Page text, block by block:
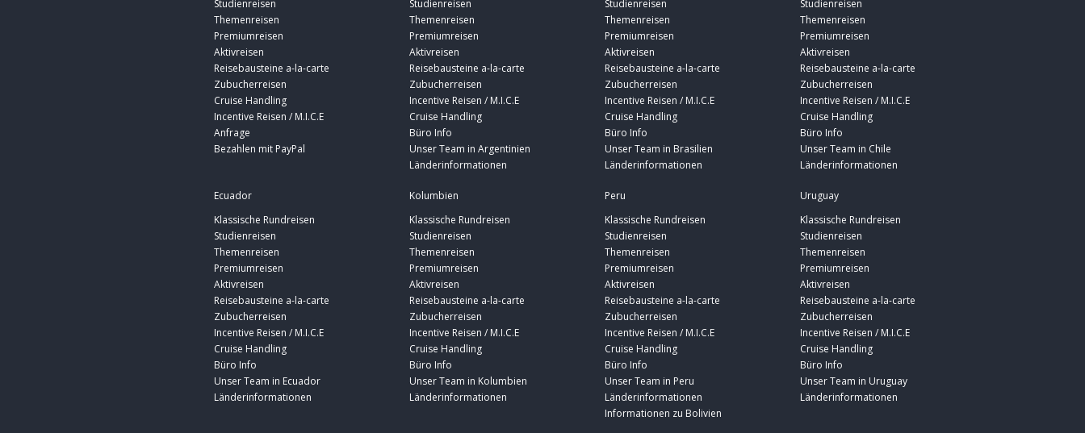
Studienreisen
Themenreisen
Premiumreisen
Aktivreisen
Reisebausteine a-la-carte
Zubucherreisen
Cruise Handling
Incentive Reisen / M.I.C.E
Anfrage
Bezahlen mit PayPal
Studienreisen
Themenreisen
Premiumreisen
Aktivreisen
Reisebausteine a-la-carte
Zubucherreisen
Incentive Reisen / M.I.C.E
Cruise Handling
Büro Info
Unser Team in Argentinien
Länderinformationen
Studienreisen
Themenreisen
Premiumreisen
Aktivreisen
Reisebausteine a-la-carte
Zubucherreisen
Incentive Reisen / M.I.C.E
Cruise Handling
Büro Info
Unser Team in Brasilien
Länderinformationen
Studienreisen
Themenreisen
Premiumreisen
Aktivreisen
Reisebausteine a-la-carte
Zubucherreisen
Incentive Reisen / M.I.C.E
Cruise Handling
Büro Info
Unser Team in Chile
Länderinformationen
Ecuador
Klassische Rundreisen
Studienreisen
Themenreisen
Premiumreisen
Aktivreisen
Reisebausteine a-la-carte
Zubucherreisen
Incentive Reisen / M.I.C.E
Cruise Handling
Büro Info
Unser Team in Ecuador
Länderinformationen
Kolumbien
Klassische Rundreisen
Studienreisen
Themenreisen
Premiumreisen
Aktivreisen
Reisebausteine a-la-carte
Zubucherreisen
Incentive Reisen / M.I.C.E
Cruise Handling
Büro Info
Unser Team in Kolumbien
Länderinformationen
Peru
Klassische Rundreisen
Studienreisen
Themenreisen
Premiumreisen
Aktivreisen
Reisebausteine a-la-carte
Zubucherreisen
Incentive Reisen / M.I.C.E
Cruise Handling
Büro Info
Unser Team in Peru
Länderinformationen
Informationen zu Bolivien
Uruguay
Klassische Rundreisen
Studienreisen
Themenreisen
Premiumreisen
Aktivreisen
Reisebausteine a-la-carte
Zubucherreisen
Incentive Reisen / M.I.C.E
Cruise Handling
Büro Info
Unser Team in Uruguay
Länderinformationen